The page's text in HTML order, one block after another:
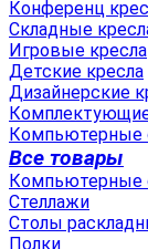
Конференц
Складные
Игровые кресла
Детские кресла
Дизайнерские
Компьютерные
Все товары
Компьютерные
Стеллажи
Столы
Полки